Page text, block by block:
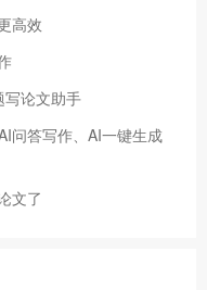
高效
写论文助手
问答写作、AI一键生成
文了